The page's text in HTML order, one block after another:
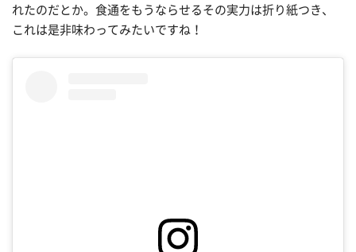
れたのだとか。食通をもうならせるその実力は折り紙つき、
これは是非味わってみたいですね！